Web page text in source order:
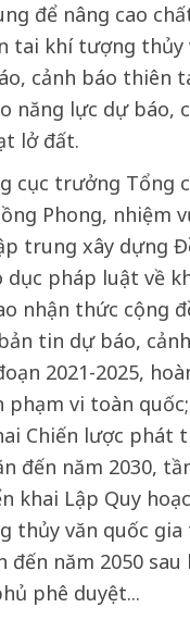
để nâng cao
tai khí tượng thủy
cảnh báo thiên
năng lực dự báo,
lở đất.
cục trưởng Tổng
Phong, nhiệm
trung xây dựng
dục pháp luật về
nhận thức cộng
tin dự báo,
2021-2025,
phạm vi toàn
Chiến lược phát
đến năm 2030,
khai Lập Quy
thủy văn quốc gia
đến năm 2050
phê duyệt...